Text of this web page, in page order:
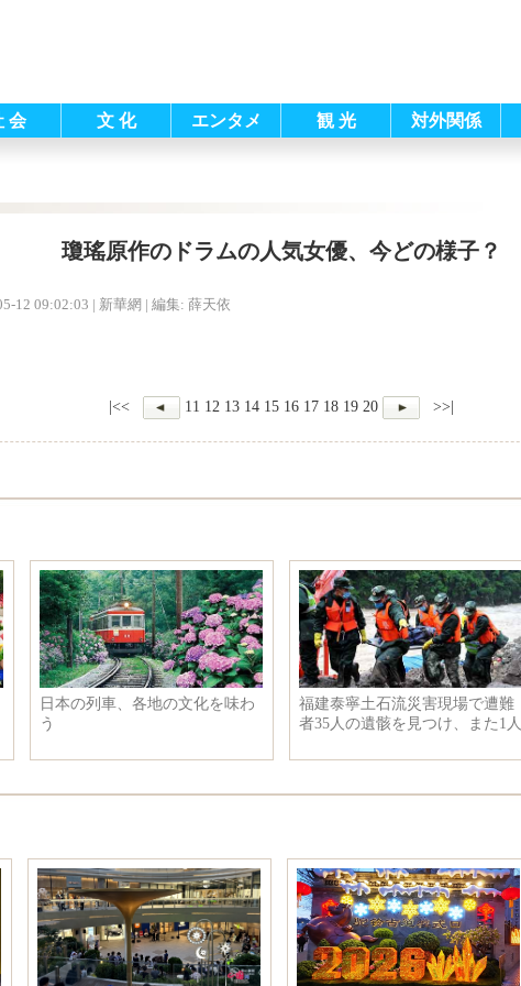
会 文 化 エンタメ 観 光 対外関係
瓊瑤原作のドラムの人気女優、今どの様子？
12 09:02:03 | 新華網 | 編集: 薛天依
|<< 11 12 13 14 15 16 17 18 19 20 >>|
日本の列車、各地の文化を味わ
う
福建泰寧土石流災害現場で遭難
者35人の遺骸を見つけ、また1人